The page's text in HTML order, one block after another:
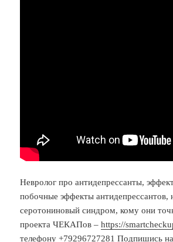
Невролог про антидепрессанты,
побочные эффекты антидепрессантов,
серотониновый синдром, кому они
проекта ЧЕКАПов –https://
телефону +79296727281 Подпишись